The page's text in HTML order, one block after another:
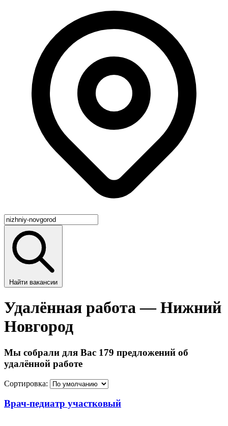
Найти вакансии
Удалённая работа — Нижний
Новгород
Мы собрали для Вас 179 предложений об
удалённой работе
Сортировка:
Врач-педиатр участковый